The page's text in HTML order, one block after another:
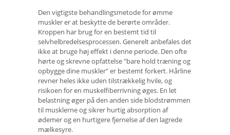
Den vigtigste behandlingsmetode for ømme
muskler er at beskytte de berørte områder.
Kroppen har brug for en bestemt tid til
selvhelbredelsesprocessen. Generelt anbefales det
ikke at bruge høj effekt i denne periode. Den ofte
hørte og skrevne opfattelse "bare hold træning og
opbygge dine muskler" er bestemt forkert. Hårline
revner heles ikke uden tilstrækkelig hvile, og
risikoen for en muskelfiberrivning øges. En let
belastning øger på den anden side blodstrømmen
til musklerne og sikrer hurtig absorption af
ødemer og en hurtigere fjernelse af den lagrede
mælkesyre.